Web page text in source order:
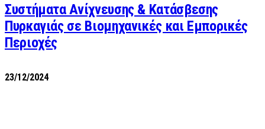
Συστήματα Ανίχνευσης & Κατάσβεσης
Πυρκαγιάς σε Βιομηχανικές και Εμπορικές
Περιοχές
23/12/2024